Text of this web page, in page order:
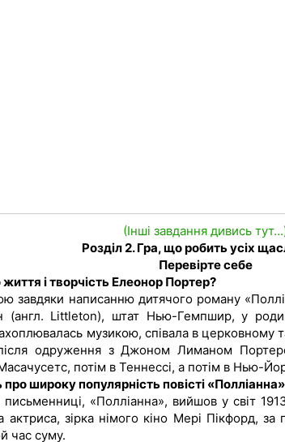
(Інші завдання дивись
Розділ 2. Гра, що робить усіх
Перевірте себе
і творчість Елеонор Портер?
завдяки написанню дитячого роману
(англ. Littleton), штат Нью-Гемпшир, у
музикою, співала в церковному
після одруження з Джоном Лиманом
потім в Теннессі, а потім в Нью-
про широку популярність повісті
«Полліанна», вийшов у світ
актриса, зірка німого кіно Мері Пікфорд,
час суму.